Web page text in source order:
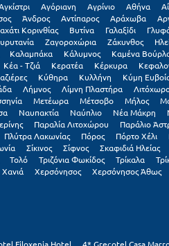
Αγόριανη Αγρίνιο Αθήνα
Άνδρος Αντίπαρος Αράχωβα
Κορινθίας Βυτίνα Γαλαξiδι
Ζαγοροχώρια Ζάκυνθος
Καλαμπάκα Κάλυμνος Καμένα
Κέα - Τζιά Κερατέα Κέρκυρα
Κύθηρα Κυλλήνη Κύμη
Λήμνος Λίμνη Πλαστήρα
Μετέωρα Μέτσοβο Μήλος
Ναυπακτία Ναύπλιο Νέα Μάκρη
Παραλία Λιτοχώρου Παράλιο
Πλύτρα Λακωνίας Πόρος Πόρτο Χέλι
Σίκινος Σίφνος Σκαφιδιά Ηλείας
Τολό Τριζόνια Φωκίδος Τρίκαλα
Χανιά Χερσόνησος Χερσόνησος Άθως